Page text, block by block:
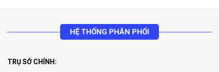
HỆ THỐNG PHÂN PHỐI
TRỤ SỞ CHÍNH: